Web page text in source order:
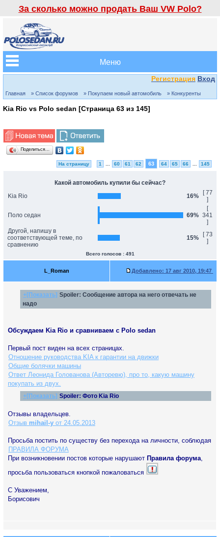
За сколько можно продать Ваш VW Polo?
Меню
Регистрация Вход
Главная » Список форумов » Покупаем новый автомобиль » Конкуренты
Kia Rio vs Polo sedan [Страница 63 из 145]
Поделиться…
На страницу 1 60 61 62 63 64 65 66 145
Какой автомобиль купили бы сейчас?
Kia Rio
16%
[ 77
]
Поло седан 69%
[
341
]
Другой, напишу в
соответствующей теме, по
сравнению
15%
[ 73
]
Всего голосов : 491
L_Roman Добавлено: 17 авг 2010, 19:47
+[Показать] Spoiler: Сообщение автора на него отвечать не
надо
Обсуждаем Kia Rio и сравниваем с Polo sedan
Первый пост виден на всех страницах.
Отношение руководства KIA к гарантии на движки
Общие болячки машины
Ответ Леонида Голованова (Авторевю), про то, какую машину
покупать из двух.
+[Показать] Spoiler: Фото Kia Rio
Отзывы владельцев.
Отзыв mihail-y от 24.05.2013
Просьба постить по существу без перехода на личности, соблюдая
ПРАВИЛА ФОРУМА
При возникновении постов которые нарушают Правила форума,
просьба пользоваться кнопкой пожаловаться
С Уважением,
Борисович